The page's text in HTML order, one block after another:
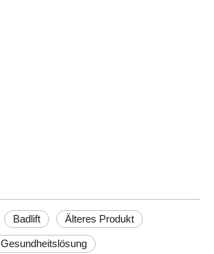
Badlift Älteres Produkt
Gesundheitslösung